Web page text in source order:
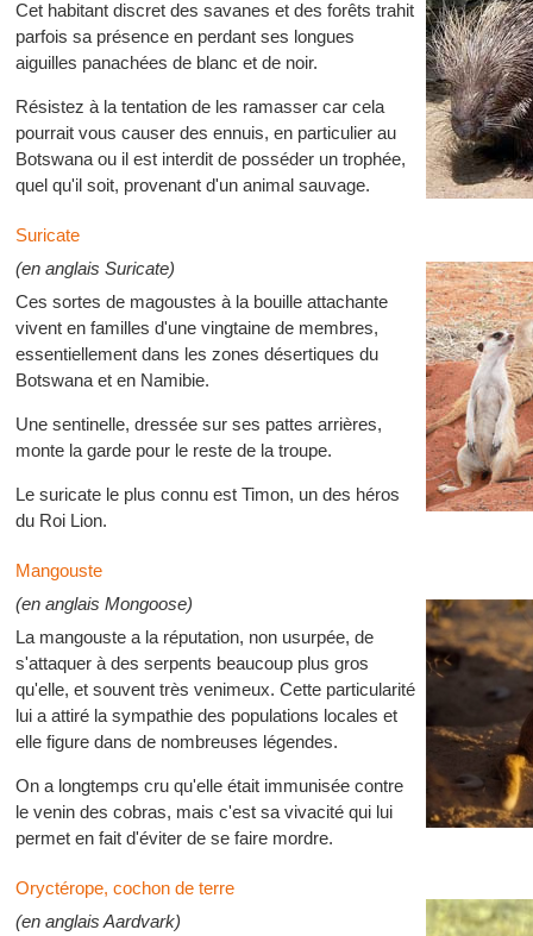
Cet habitant discret des savanes et des forêts trahit
parfois sa présence en perdant ses longues
aiguilles panachées de blanc et de noir.
Résistez à la tentation de les ramasser car cela
pourrait vous causer des ennuis, en particulier au
Botswana ou il est interdit de posséder un trophée,
quel qu'il soit, provenant d'un animal sauvage.
Suricate
(en anglais Suricate)
Ces sortes de magoustes à la bouille attachante
vivent en familles d'une vingtaine de membres,
essentiellement dans les zones désertiques du
Botswana et en Namibie.
Une sentinelle, dressée sur ses pattes arrières,
monte la garde pour le reste de la troupe.
Le suricate le plus connu est Timon, un des héros
du Roi Lion.
Mangouste
(en anglais Mongoose)
La mangouste a la réputation, non usurpée, de
s'attaquer à des serpents beaucoup plus gros
qu'elle, et souvent très venimeux. Cette particularité
lui a attiré la sympathie des populations locales et
elle figure dans de nombreuses légendes.
On a longtemps cru qu'elle était immunisée contre
le venin des cobras, mais c'est sa vivacité qui lui
permet en fait d'éviter de se faire mordre.
Oryctérope, cochon de terre
(en anglais Aardvark)